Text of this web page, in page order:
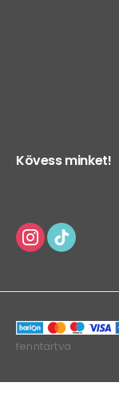
Kövess minket!
fenntartva